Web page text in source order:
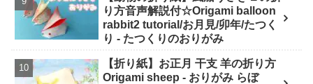
り方音声解説付☆Origami balloon
rabbit2 tutorial/お月見/卯年/たつく
り - たつくりのおりがみ
【折り紙】お正月 干支 羊の折り方
Origami sheep - おりがみ らぼ